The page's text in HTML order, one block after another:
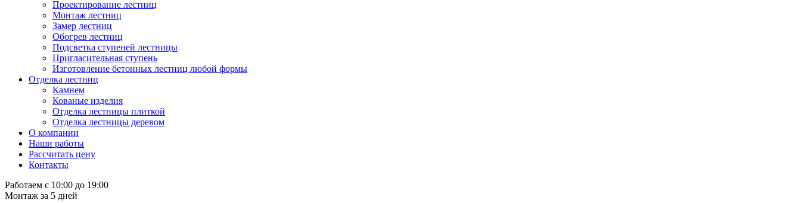
Проектирование лестниц
Монтаж лестниц
Замер лестниц
Обогрев лестниц
Подсветка ступеней лестницы
Пригласительная ступень
Изготовление бетонных лестниц любой формы
Отделка лестниц
Камнем
Кованые изделия
Отделка лестницы плиткой
Отделка лестницы деревом
О компании
Наши работы
Рассчитать цену
Контакты
Работаем с 10:00 до 19:00
Монтаж за 5 дней